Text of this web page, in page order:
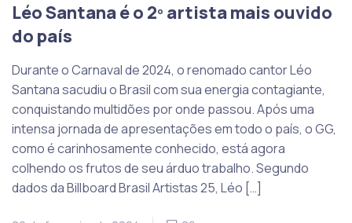
Léo Santana é o 2º artista mais ouvido
do país
Durante o Carnaval de 2024, o renomado cantor Léo
Santana sacudiu o Brasil com sua energia contagiante,
conquistando multidões por onde passou. Após uma
intensa jornada de apresentações em todo o país, o GG,
como é carinhosamente conhecido, está agora
colhendo os frutos de seu árduo trabalho. Segundo
dados da Billboard Brasil Artistas 25, Léo […]